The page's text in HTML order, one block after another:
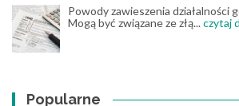
Powody zawieszenia działalności
Mogą być związane ze złą...czytaj
Popularne